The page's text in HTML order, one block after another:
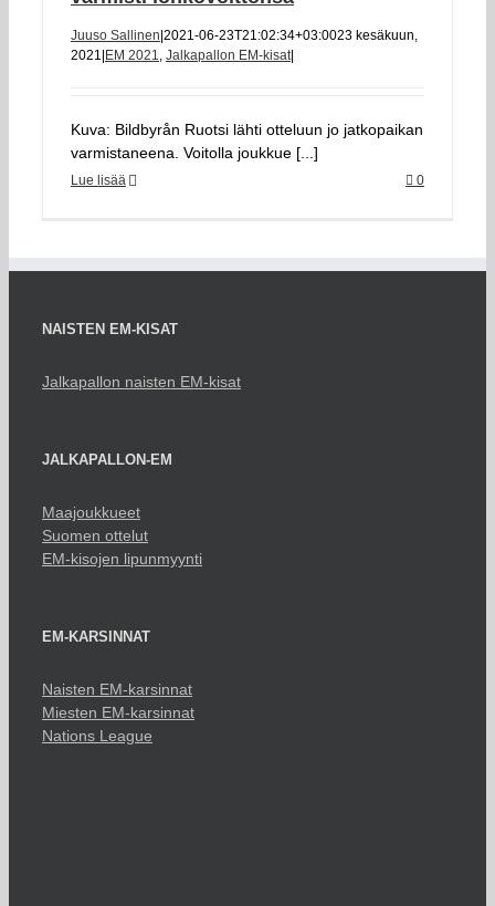
Juuso Sallinen 2021-06-23T21:02:34+03:0023 kesäkuun,
2021 EM 2021, Jalkapallon EM-kisat|
Kuva: Bildbyrån Ruotsi lähti otteluun jo jatkopaikan
varmistaneena. Voitolla joukkue [...]
Lue lisää 0
NAISTEN EM-KISAT
Jalkapallon naisten EM-kisat
JALKAPALLON-EM
Maajoukkueet
Suomen ottelut
EM-kisojen lipunmyynti
EM-KARSINNAT
Naisten EM-karsinnat
Miesten EM-karsinnat
Nations League